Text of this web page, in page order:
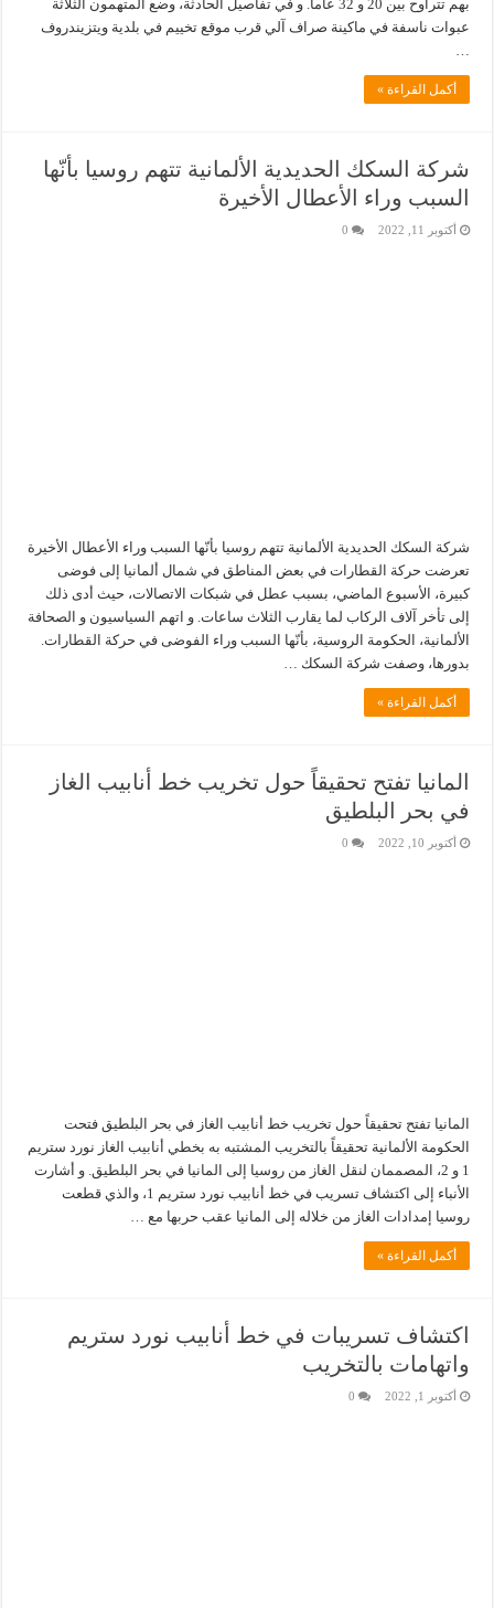
بهم تتراوح بين 20 و 32 عاما. و في تفاصيل الحادثة، وضع المتهمون الثلاثة
عبوات ناسفة في ماكينة صراف آلي قرب موقع تخييم في بلدية ويتزيندروف
أكمل القراءة »
شركة السكك الحديدية الألمانية تتهم روسيا بأنّها
السبب وراء الأعطال الأخيرة
أكتوبر 11, 2022 0
شركة السكك الحديدية الألمانية تتهم روسيا بأنّها السبب وراء الأعطال الأخيرة
تعرضت حركة القطارات في بعض المناطق في شمال ألمانيا إلى فوضى
كبيرة، الأسبوع الماضي، بسبب عطل في شبكات الاتصالات، حيث أدى ذلك
إلى تأخر آلاف الركاب لما يقارب الثلاث ساعات. و اتهم السياسيون و الصحافة
الألمانية، الحكومة الروسية، بأنّها السبب وراء الفوضى في حركة القطارات.
بدورها، وصفت شركة السكك …
أكمل القراءة »
المانيا تفتح تحقيقاً حول تخريب خط أنابيب الغاز
في بحر البلطيق
أكتوبر 10, 2022 0
المانيا تفتح تحقيقاً حول تخريب خط أنابيب الغاز في بحر البلطيق فتحت
الحكومة الألمانية تحقيقاً بالتخريب المشتبه به بخطي أنابيب الغاز نورد ستريم
1 و 2، المصممان لنقل الغاز من روسيا إلى المانيا في بحر البلطيق. و أشارت
الأنباء إلى اكتشاف تسريب في خط أنابيب نورد ستريم 1، والذي قطعت
روسيا إمدادات الغاز من خلاله إلى المانيا عقب حربها مع …
أكمل القراءة »
اكتشاف تسريبات في خط أنابيب نورد ستريم
واتهامات بالتخريب
أكتوبر 1, 2022 0